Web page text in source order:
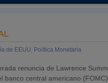
de EEUU, Política Monetaria
renuncia de Lawrence
central americano